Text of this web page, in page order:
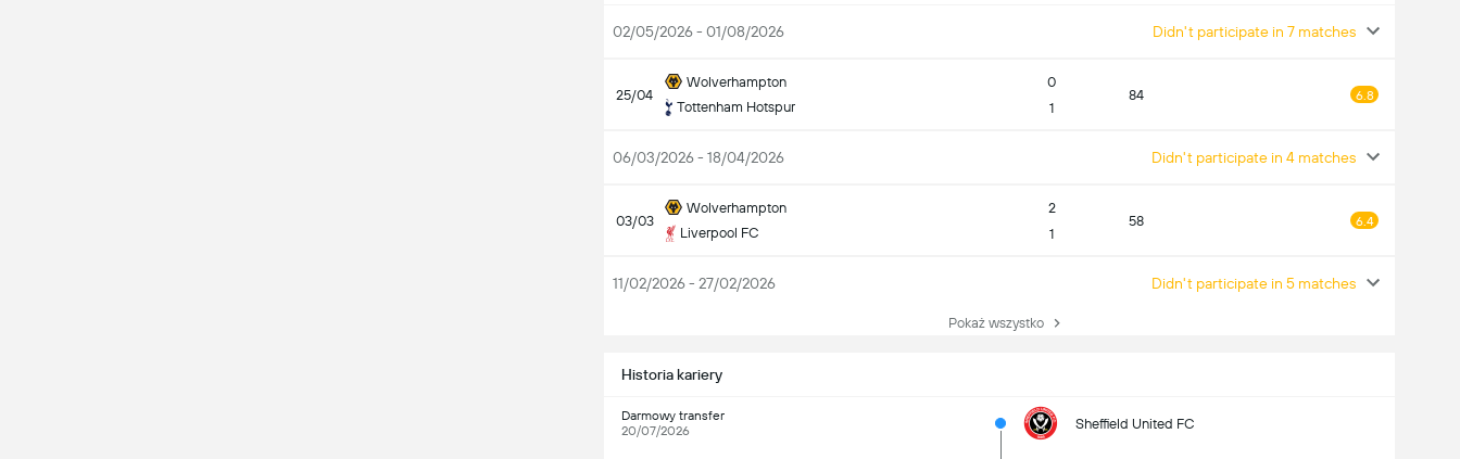
02/05/2026 - 01/08/2026 Didn't participate in 7 matches
25/04
Wolverhampton
Tottenham Hotspur
0
1
84 6.8
06/03/2026 - 18/04/2026 Didn't participate in 4 matches
03/03
Wolverhampton
Liverpool FC
2
1
58 6.4
11/02/2026 - 27/02/2026 Didn't participate in 5 matches
Pokaż wszystko
Historia kariery
Darmowy transfer
20/07/2026
Sheffield United FC